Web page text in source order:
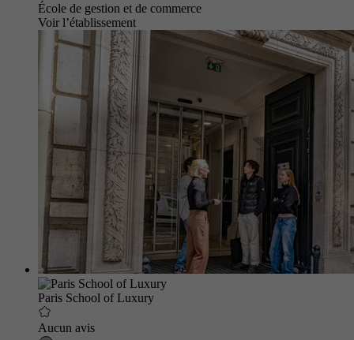
École de gestion et de commerce
Voir l’établissement
Paris School of Luxury
Aucun avis